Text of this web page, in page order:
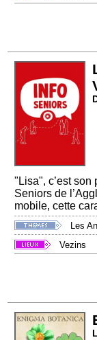
"Lisa", c’est son
Seniors de
mobile, cette
Les
Vezins